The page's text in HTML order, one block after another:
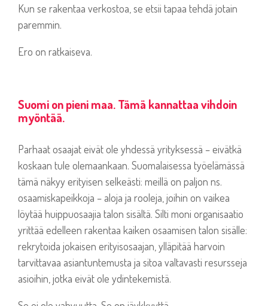
Kun se rakentaa verkostoa, se etsii tapaa tehdä jotain
paremmin.
Ero on ratkaiseva.
Suomi on pieni maa. Tämä kannattaa vihdoin
myöntää.
Parhaat osaajat eivät ole yhdessä yrityksessä – eivätkä
koskaan tule olemaankaan. Suomalaisessa työelämässä
tämä näkyy erityisen selkeästi: meillä on paljon ns.
osaamiskapeikkoja – aloja ja rooleja, joihin on vaikea
löytää huippuosaajia talon sisältä. Silti moni organisaatio
yrittää edelleen rakentaa kaiken osaamisen talon sisälle:
rekrytoida jokaisen erityisosaajan, ylläpitää harvoin
tarvittavaa asiantuntemusta ja sitoa valtavasti resursseja
asioihin, jotka eivät ole ydintekemistä.